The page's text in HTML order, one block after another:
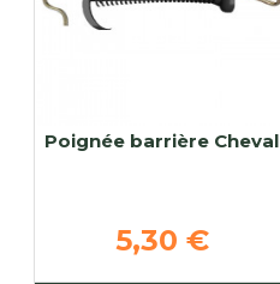
Poignée barrière Cheval
5,30 €